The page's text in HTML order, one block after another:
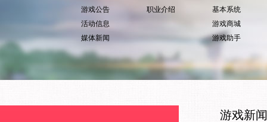
游戏公告
活动信息
媒体新闻
职业介绍
基本系统
游戏商城
游戏助手
游戏新闻